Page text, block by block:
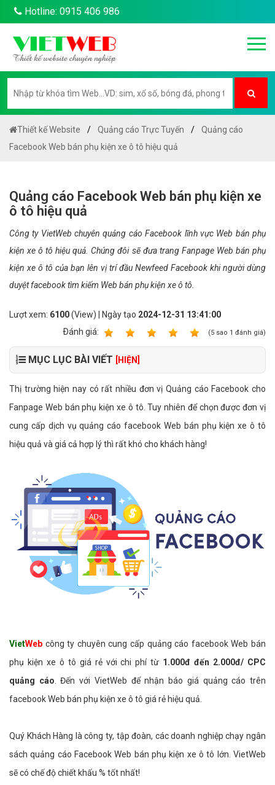
Hotline: 0915 406 986
Thiết kế Website Quảng cáo Trực Tuyến
Quảng cáo
Facebook Web bán phụ kiện xe ô tô hiệu quả
Quảng cáo Facebook Web bán phụ kiện xe
ô tô hiệu quả
Công ty VietWeb chuyên quảng cáo Facebook lĩnh vực Web bán phụ
kiện xe ô tô hiệu quả. Chúng đôi sẽ đưa trang Fanpage Web bán phụ
kiện xe ô tô của bạn lên vị trí đầu Newfeed Facebook khi người dùng
duyệt facebook tìm kiếm Web bán phụ kiện xe ô tô.
Lượt xem: 6100(View) | Ngày tạo 2024-12-31 13:41:00
Ðánh giá:
(5 sao 1 đánh giá)
MỤC LỤC BÀI VIẾT [HIỆN]
Thị trường hiện nay có rất nhiều đơn vị Quảng cáo Facebook cho
Fanpage Web bán phụ kiện xe ô tô. Tuy nhiên để chọn được đơn vị
cung cấp dịch vụ quảng cáo facebook Web bán phụ kiện xe ô tô
hiệu quả và giá cả hợp lý thì rất khó cho khách hàng!
VietWeb công ty chuyên cung cấp quảng cáo facebook Web bán
phụ kiện xe ô tô giá rẻ với chi phí từ 1.000đ đến 2.000đ/ CPC
quảng cáo . Đến với VietWeb để nhận báo giá quảng cáo trên
facebook Web bán phụ kiện xe ô tô giá rẻ hiệu quả.
Quý Khách Hàng là công ty, tập đoàn, các doanh nghiệp chạy ngân
sách quảng cáo Facebook Web bán phụ kiện xe ô tô lớn. VietWeb
sẽ có chế độ chiết khấu % tốt nhất!